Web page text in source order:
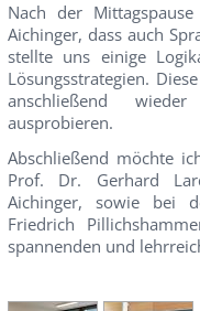
Nach der
Aichinger, dass auch
stellte uns einige
Lösungsstrategien.
anschließend
ausprobieren.
Abschließend möchte
Prof. Dr. Gerhard
Aichinger, sowie bei
Friedrich
spannenden und